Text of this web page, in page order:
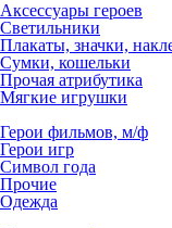
Аксессуары героев
Светильники
Плакаты, значки,
Сумки, кошельки
Прочая атрибутика
Мягкие игрушки
Герои фильмов, м/ф
Герои игр
Символ года
Прочие
Одежда